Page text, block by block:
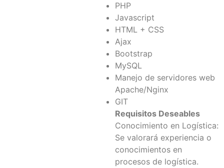
PHP
Javascript
HTML + CSS
Ajax
Bootstrap
MySQL
Manejo de servidores web
Apache/Nginx
GIT
Requisitos Deseables
Conocimiento en Logística:
Se valorará experiencia o
conocimientos en
procesos de logística.